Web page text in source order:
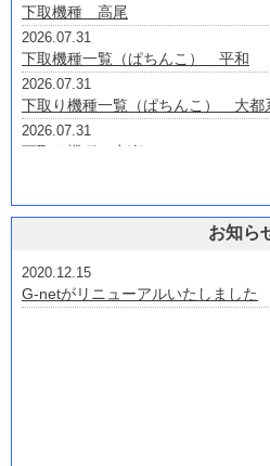
下取機種 高尾
2026.07.31
下取機種一覧（ぱちんこ） 平和
2026.07.31
下取り機種一覧（ぱちんこ） 大都
2026.07.31
下取り機種 京楽・オッケー
2026.07.22
下取り機種一覧(ぱちんこ） 三共・
2026.07.22
下取り機種 藤商事・JFJ・オレンジ
お知ら
2020.12.15
G-netがリニューアルいたしました